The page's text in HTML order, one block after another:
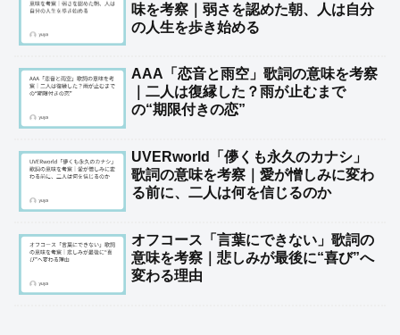
味を考察｜弱さを認めた朝、人は自分
の人生を歩き始める
AAA「恋音と雨空」歌詞の意味を考察
｜二人は復縁した？雨が止むまで
の“期限付きの恋”
UVERworld「儚くも永久のカナシ」
歌詞の意味を考察｜愛が憎しみに変わ
る前に、二人は何を信じるのか
オフコース「言葉にできない」歌詞の
意味を考察｜悲しみが最後に“喜び”へ
変わる理由